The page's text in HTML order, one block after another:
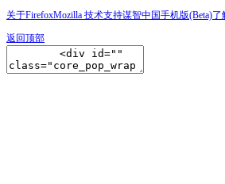
关于FirefoxMozilla 技术支持谋智中国手机版(Beta)了
返回顶部